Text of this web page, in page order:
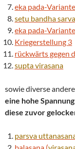
eka pada-
setu bandha
eka pada-
Kriegerstellung 3
rückwärts gegen
suptavirasana
sowie diverse
eine hohe
diese zuvor
parsva